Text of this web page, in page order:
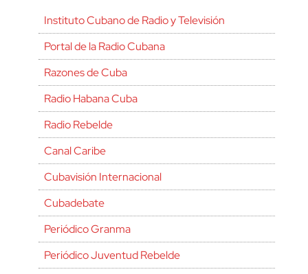
Instituto Cubano de Radio y Televisión
Portal de la Radio Cubana
Razones de Cuba
Radio Habana Cuba
Radio Rebelde
Canal Caribe
Cubavisión Internacional
Cubadebate
Periódico Granma
Periódico Juventud Rebelde